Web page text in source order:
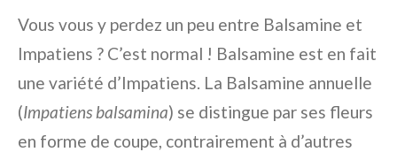
Vous vous y perdez un peu entre Balsamine et
Impatiens ? C’est normal ! Balsamine est en fait
une variété d’Impatiens. La Balsamine annuelle
(Impatiens balsamina) se distingue par ses fleurs
en forme de coupe, contrairement à d’autres